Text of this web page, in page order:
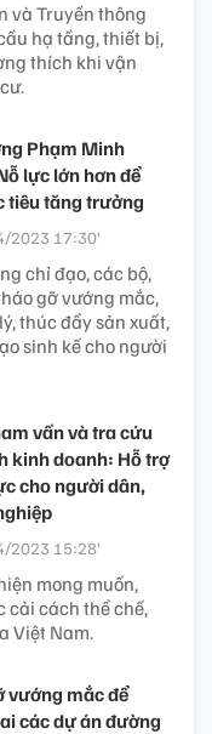
và Truyền thông
hạ tầng, thiết bị,
thích khi vận
Phạm Minh
lực lớn hơn để
tiêu tăng trưởng
2023 17:30’
chỉ đạo, các bộ,
gỡ vướng mắc,
thúc đẩy sản xuất,
sinh kế cho người
vấn và tra cứu
kinh doanh: Hỗ trợ
cho người dân,
2023 15:28’
mong muốn,
cải cách thể chế,
Việt Nam.
vướng mắc để
các dự án đường